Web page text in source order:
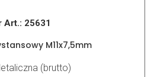
Art.: 25631
M11x7,5mm
(brutto)